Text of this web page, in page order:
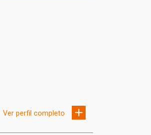
Ver perfil completo